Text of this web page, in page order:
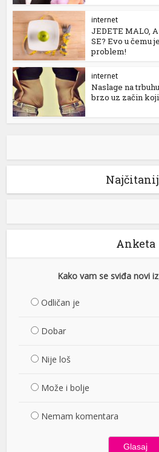
internet
JEDETE MALO,
SE? Evo u čemu je
problem!
internet
Naslage na
brzo uz začin
Anketa
Kako vam se sviđa novi
Odličan je
Dobar
Nije loš
Može i bolje
Nemam komentara